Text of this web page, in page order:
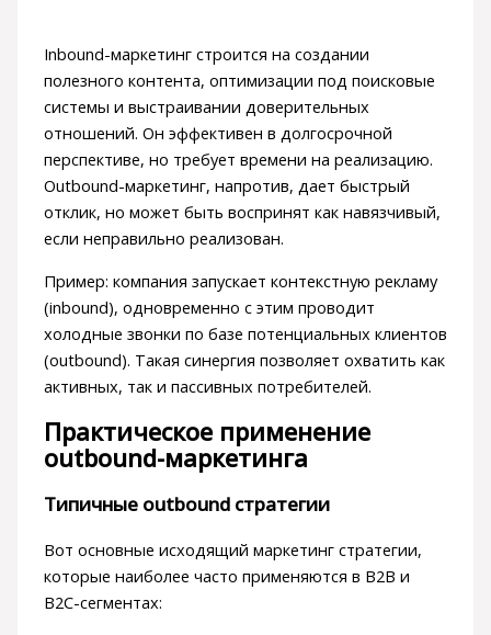
Inbound-маркетинг строится на создании
полезного контента, оптимизации под поисковые
системы и выстраивании доверительных
отношений. Он эффективен в долгосрочной
перспективе, но требует времени на реализацию.
Outbound-маркетинг, напротив, дает быстрый
отклик, но может быть воспринят как навязчивый,
если неправильно реализован.
Пример: компания запускает контекстную рекламу
(inbound), одновременно с этим проводит
холодные звонки по базе потенциальных клиентов
(outbound). Такая синергия позволяет охватить как
активных, так и пассивных потребителей.
Практическое применение
outbound-маркетинга
Типичные outbound стратегии
Вот основные исходящий маркетинг стратегии,
которые наиболее часто применяются в B2B и
B2C-сегментах: